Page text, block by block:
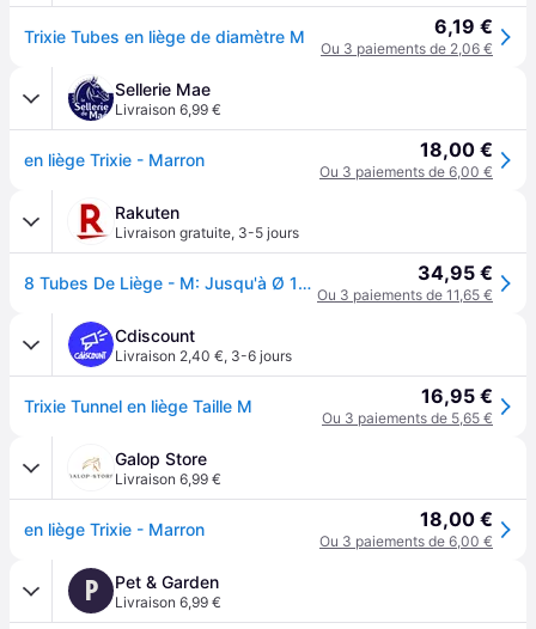
Trixie Tubes en liège de diamètre M 6,19 €
Ou 3 paiements de 2,06 €
Sellerie Mae
Livraison 6,99 €
en liège Trixie - Marron 18,00 €
Ou 3 paiements de 6,00 €
Rakuten
Livraison gratuite, 3-5 jours
8 Tubes De Liège - M: Jusqu'à Ø 14 Cm/40 Cm 34,95 €
Ou 3 paiements de 11,65 €
Cdiscount
Livraison 2,40 €, 3-6 jours
Trixie Tunnel en liège Taille M 16,95 €
Ou 3 paiements de 5,65 €
Galop Store
Livraison 6,99 €
en liège Trixie - Marron 18,00 €
Ou 3 paiements de 6,00 €
P Pet & Garden
Livraison 6,99 €